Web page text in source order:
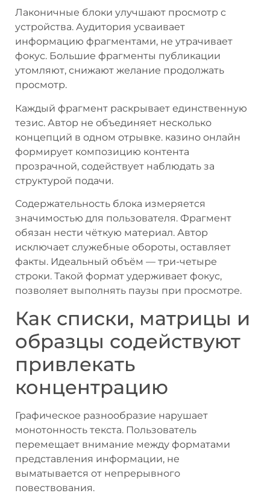
Лаконичные блоки улучшают просмотр с
устройства. Аудитория усваивает
информацию фрагментами, не утрачивает
фокус. Большие фрагменты публикации
утомляют, снижают желание продолжать
просмотр.
Каждый фрагмент раскрывает единственную
тезис. Автор не объединяет несколько
концепций в одном отрывке. казино онлайн
формирует композицию контента
прозрачной, содействует наблюдать за
структурой подачи.
Содержательность блока измеряется
значимостью для пользователя. Фрагмент
обязан нести чёткую материал. Автор
исключает служебные обороты, оставляет
факты. Идеальный объём — три-четыре
строки. Такой формат удерживает фокус,
позволяет выполнять паузы при просмотре.
Как списки, матрицы и
образцы содействуют
привлекать
концентрацию
Графическое разнообразие нарушает
монотонность текста. Пользователь
перемещает внимание между форматами
представления информации, не
выматывается от непрерывного
повествования.